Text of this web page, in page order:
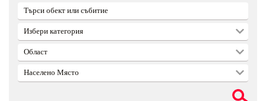
Търси обект или събитие
Избери категория